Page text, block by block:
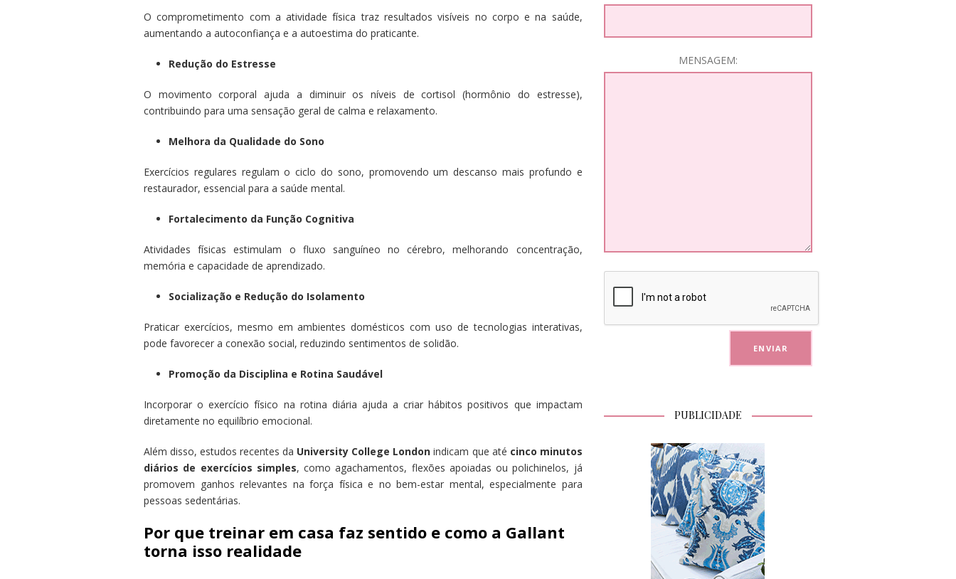
O comprometimento com a atividade física traz resultados visíveis no corpo e na saúde,
aumentando a autoconfiança e a autoestima do praticante.
Redução do Estresse
O movimento corporal ajuda a diminuir os níveis de cortisol (hormônio do estresse),
contribuindo para uma sensação geral de calma e relaxamento.
Melhora da Qualidade do Sono
Exercícios regulares regulam o ciclo do sono, promovendo um descanso mais profundo e
restaurador, essencial para a saúde mental.
Fortalecimento da Função Cognitiva
Atividades físicas estimulam o fluxo sanguíneo no cérebro, melhorando concentração,
memória e capacidade de aprendizado.
Socialização e Redução do Isolamento
Praticar exercícios, mesmo em ambientes domésticos com uso de tecnologias interativas,
pode favorecer a conexão social, reduzindo sentimentos de solidão.
Promoção da Disciplina e Rotina Saudável
Incorporar o exercício físico na rotina diária ajuda a criar hábitos positivos que impactam
diretamente no equilíbrio emocional.
Além disso, estudos recentes da University College London indicam que até cinco minutos
diários de exercícios simples, como agachamentos, flexões apoiadas ou polichinelos, já
promovem ganhos relevantes na força física e no bem-estar mental, especialmente para
pessoas sedentárias.
Por que treinar em casa faz sentido e como a Gallant
torna isso realidade
MENSAGEM:
PUBLICIDADE